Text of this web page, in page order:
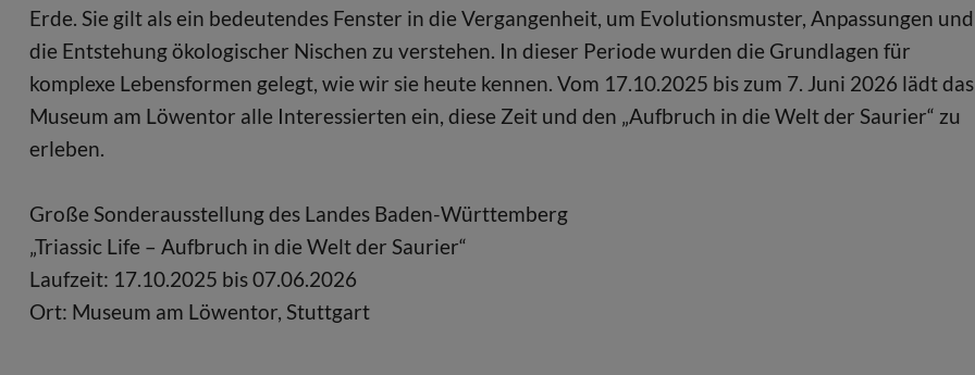
Erde. Sie gilt als ein bedeutendes Fenster in die Vergangenheit, um Evolutionsmuster, Anpassungen und
die Entstehung ökologischer Nischen zu verstehen. In dieser Periode wurden die Grundlagen für
komplexe Lebensformen gelegt, wie wir sie heute kennen. Vom 17.10.2025 bis zum 7. Juni 2026 lädt das
Museum am Löwentor alle Interessierten ein, diese Zeit und den „Aufbruch in die Welt der Saurier“ zu
erleben.
Große Sonderausstellung des Landes Baden-Württemberg
„Triassic Life – Aufbruch in die Welt der Saurier“
Laufzeit: 17.10.2025 bis 07.06.2026
Ort: Museum am Löwentor, Stuttgart